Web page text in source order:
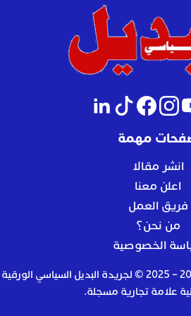
مهمة
انشر مقالا
اعلن معنا
فريق العمل
من نحن؟
الخصوصية
جميع الحقوق محفوظة 2000 – 2025 © لجريدة البديل السياسي الورقية
علامة تجارية مسجلة.